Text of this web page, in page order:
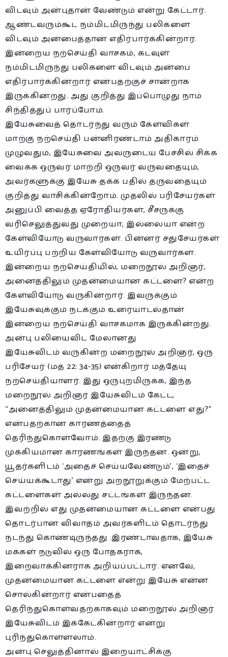
விடவும் அன்புதான் வேண்டும் என்று கேட்டார்.
ஆண்டவரும்கூட நம்மிடமிருந்து பலிகளை
விடவும் அன்பைத்தான் எதிர்பார்க்கின்றார்.
இன்றைய நற்செய்தி வாசகம், கடவுள்
நம்மிடமிருந்து பலிகளை விடவும் அன்பை
எதிர்பார்க்கின்றார் என்பதற்குச் சான்றாக
இருக்கின்றது. அது குறித்து இப்பொழுது நாம்
சிந்தித்துப் பார்ப்போம்.
இயேசுவைத் தொடர்ந்து வரும் கேள்விகள்
மாற்கு நற்செய்தி பன்னிரண்டாம் அதிகாரம்
முழுவதும், இயேசுவை அவருடைய பேச்சில் சிக்க
வைக்க ஒருவர் மாற்றி ஒருவர் வருவதையும்,
அவர்களுக்கு இயேசு தக்க பதில் தருவதையும்
குறித்து வாசிக்கின்றோம். முதலில் பரிசேயர்கள்
அனுப்பி வைத்த ஏரோதியர்கள், சீசருக்கு
வரிசெலுத்துவது முறையா, இல்லையா என்ற
கேள்வியோடு வருவார்கள். பின்னர் சதுசேயர்கள்
உயிர்ப்பு பற்றிய கேள்வியோடு வருவார்கள்.
இன்றைய நற்செய்தியில், மறைநூல் அறிஞர்,
அனைத்திலும் முதன்மையான கட்டளை? என்ற
கேள்வியோடு வருகின்றார். இவருக்கும்
இயேசுவுக்கும் நடக்கும் உரையாடல்தான்
இன்றைய நற்செய்தி வாசகமாக இருக்கின்றது.
அன்பு பலியைவிட மேலானது
இயேசுவிடம் வருகின்ற மறைநூல் அறிஞர், ஒரு
பரிசேயர் (மத் 22: 34-35) என்கிறார் மத்தேயு
நற்செய்தியாளர். இது ஒருபுறமிருக்க, இந்த
மறைநூல் அறிஞர் இயேசுவிடம் கேட்ட,
“அனைத்திலும் முதன்மையான கட்டளை எது?”
என்பதற்கான காரணத்தைத்
தெரிந்துகொள்வோம். இதற்கு இரண்டு
முக்கியமான காரணங்கள் இருந்தன. ஒன்று,
யூதர்களிடம் ‘அதைச் செய்யவேண்டும்’, ‘இதைச்
செய்யக்கூடாது’ என்று அறநூறுக்கும் மேற்பட்ட
கட்டளைகள் அல்லது சட்டங்கள் இருந்தன.
இவற்றில் எது முதன்மையான கட்டளை என்பது
தொடர்பான விவாதம் அவர்களிடம் தொடர்ந்து
நடந்து கொண்டிருந்தது .இரண்டாவதாக, இயேசு
மக்கள் நடுவில் ஒரு போதகராக,
இறைவாக்கினராக அறியப்பட்டார். எனவே,
முதன்மையான கட்டளை என்று இயேசு என்ன
சொல்கின்றார் என்பதைத்
தெரிந்துகொள்வதற்காகவும் மறைநூல் அறிஞர்
இயேசுவிடம் இக்கேட்கின்றார் என்று
புரிந்துகொள்ளலாம்.
அன்பு செலுத்தினால் இறையாட்சிக்கு